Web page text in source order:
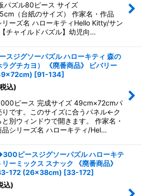
パズル80ピース サイズ
（台紙のサイズ） 作家名・作品
リーズ名 ハローキティHello Kitty/サン
チャイルドパズル】幼児向…
ジグソーパズル ハローキティ 森の
ラグチカヨ） 《廃番商品》 ビバリー
[91-134]
込)
ピース 完成サイズ 49cm×72cmパ
りです。このサイズに合うパネル←ク
と別ウィンドウで開きます。 作家名・
品シリーズ名 ハローキティ/Hel…
ピースジグソーパズル ハローキテ
ーミックス スナック 《廃番商品》
172 (26×38cm) [33-172]
込)